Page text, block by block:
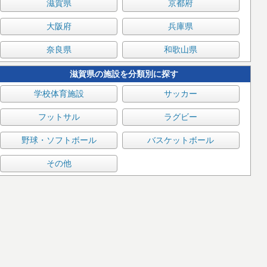
滋賀県 京都府
大阪府 兵庫県
奈良県 和歌山県
滋賀県の施設を分類別に探す
学校体育施設 サッカー
フットサル ラグビー
野球・ソフトボール バスケットボール
その他